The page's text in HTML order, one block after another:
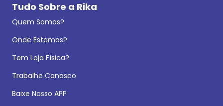
Tudo Sobre a Rika
Quem Somos?
Onde Estamos?
Tem Loja Física?
Trabalhe Conosco
Baixe Nosso APP